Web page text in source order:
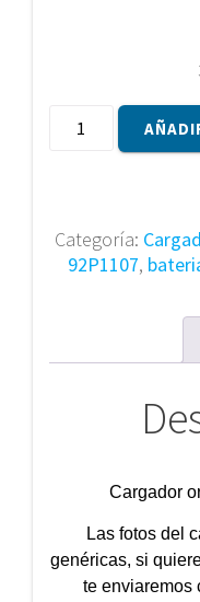
Cargador
original
Categoría:
92P1107,
Cargador
Las fotos del
genéricas, si
te enviaremos